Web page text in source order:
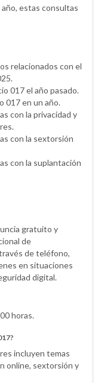
estas consultas
relacionados con el
017 el año pasado.
017 en un año.
con la privacidad y
con la sextorsión
con la suplantación
gratuito y
de
de teléfono,
en situaciones
digital.
horas.
incluyen temas
online, sextorsión y